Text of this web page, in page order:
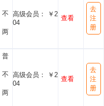
不
两
高级会员： ￥2
04
查看
去
注
册
普
不
两
高级会员： ￥2
04
查看
去
注
册